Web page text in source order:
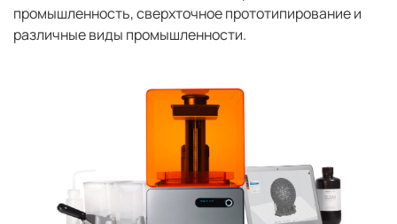
промышленность, сверхточное прототипирование и
различные виды промышленности.